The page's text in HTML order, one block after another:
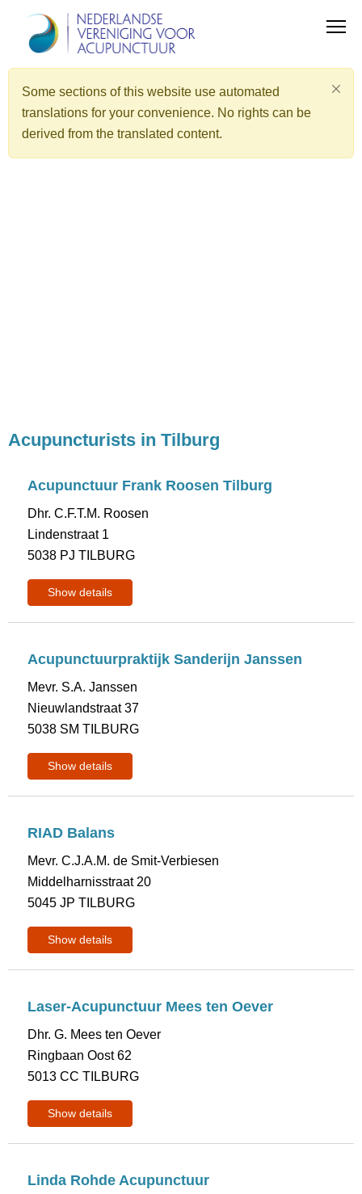
Some sections of this website use automated
translations for your convenience. No rights can be
derived from the translated content.
Acupuncturists in Tilburg
Acupunctuur Frank Roosen Tilburg
Dhr. C.F.T.M. Roosen
Lindenstraat 1
5038 PJ TILBURG
Show details
Acupunctuurpraktijk Sanderijn Janssen
Mevr. S.A. Janssen
Nieuwlandstraat 37
5038 SM TILBURG
Show details
RIAD Balans
Mevr. C.J.A.M. de Smit-Verbiesen
Middelharnisstraat 20
5045 JP TILBURG
Show details
Laser-Acupunctuur Mees ten Oever
Dhr. G. Mees ten Oever
Ringbaan Oost 62
5013 CC TILBURG
Show details
Linda Rohde Acupunctuur